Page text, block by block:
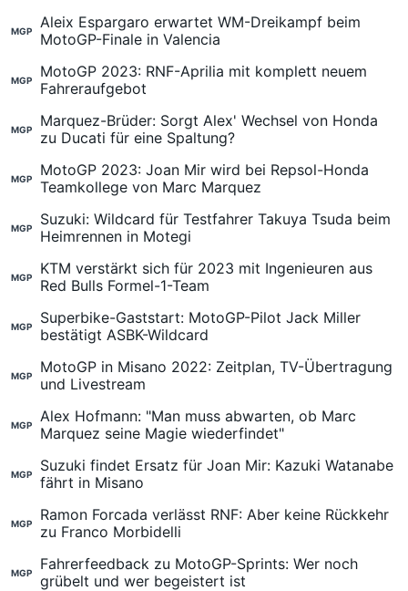
MGP
Aleix Espargaro erwartet WM-Dreikampf beim
MotoGP-Finale in Valencia
MGP
MotoGP 2023: RNF-Aprilia mit komplett neuem
Fahreraufgebot
MGP
Marquez-Brüder: Sorgt Alex' Wechsel von Honda
zu Ducati für eine Spaltung?
MGP
MotoGP 2023: Joan Mir wird bei Repsol-Honda
Teamkollege von Marc Marquez
MGP
Suzuki: Wildcard für Testfahrer Takuya Tsuda beim
Heimrennen in Motegi
MGP
KTM verstärkt sich für 2023 mit Ingenieuren aus
Red Bulls Formel-1-Team
MGP
Superbike-Gaststart: MotoGP-Pilot Jack Miller
bestätigt ASBK-Wildcard
MGP
MotoGP in Misano 2022: Zeitplan, TV-Übertragung
und Livestream
MGP
Alex Hofmann: "Man muss abwarten, ob Marc
Marquez seine Magie wiederfindet"
MGP
Suzuki findet Ersatz für Joan Mir: Kazuki Watanabe
fährt in Misano
MGP
Ramon Forcada verlässt RNF: Aber keine Rückkehr
zu Franco Morbidelli
MGP
Fahrerfeedback zu MotoGP-Sprints: Wer noch
grübelt und wer begeistert ist